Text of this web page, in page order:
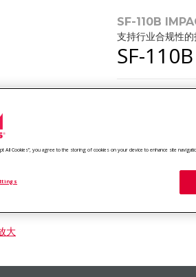
大
SF-110B
支持行业合规性
SF-110B
打印机类型
针
All Cookies”, you agree to the storing of cookies on your device to enhance site